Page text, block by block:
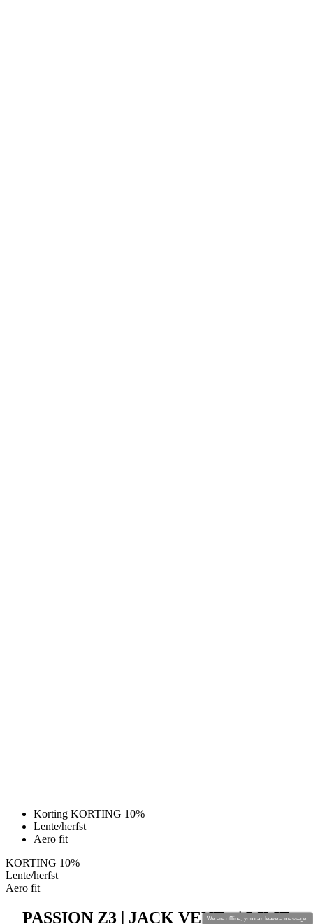
Korting KORTING 10%
Lente/herfst
Aero fit
KORTING 10%
Lente/herfst
Aero fit
PASSION Z3 | JACK VENT+ | LIME
We are offline, you can leave a message.